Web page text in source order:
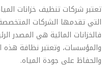
تعتبر شركات تنظيف خزانات
التي تقدمها الشركات
فالخزانات المائية هي المصدر
والمؤسسات، وتعتبر نظافة هذه
والحفاظ على جودة المياه.